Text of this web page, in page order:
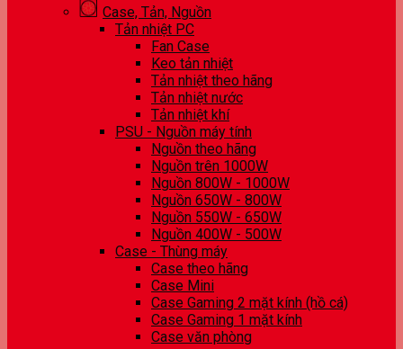
Case, Tản, Nguồn
Tản nhiệt PC
Fan Case
Keo tản nhiệt
Tản nhiệt theo hãng
Tản nhiệt nước
Tản nhiệt khí
PSU - Nguồn máy tính
Nguồn theo hãng
Nguồn trên 1000W
Nguồn 800W - 1000W
Nguồn 650W - 800W
Nguồn 550W - 650W
Nguồn 400W - 500W
Case - Thùng máy
Case theo hãng
Case Mini
Case Gaming 2 mặt kính (hồ cá)
Case Gaming 1 mặt kính
Case văn phòng